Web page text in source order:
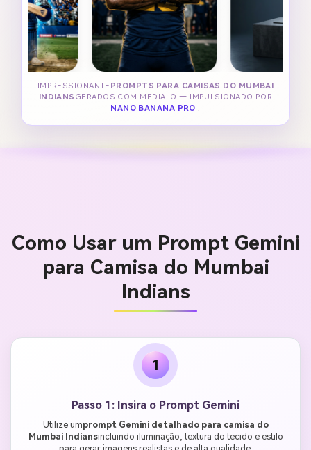
IMPRESSIONANTE PROMPTS PARA CAMISAS DO MUMBAI
INDIANS GERADOS COM MEDIA.IO — IMPULSIONADO POR
NANO BANANA PRO .
Como Usar um Prompt Gemini
para Camisa do Mumbai
Indians
1
Passo 1: Insira o Prompt Gemini
Utilize umprompt Gemini detalhado para camisa do
Mumbai Indiansincluindo iluminação, textura do tecido e estilo